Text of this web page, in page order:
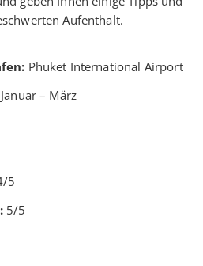
Aufenthalt.
Phuket International Airport
– März
5
5/5